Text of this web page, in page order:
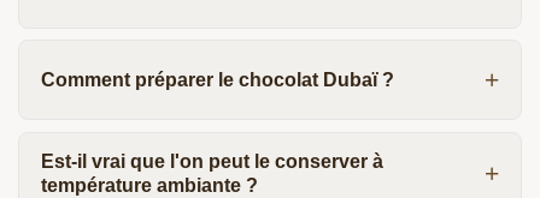
Comment préparer le chocolat Dubaï ?
Est-il vrai que l'on peut le conserver à
température ambiante ?